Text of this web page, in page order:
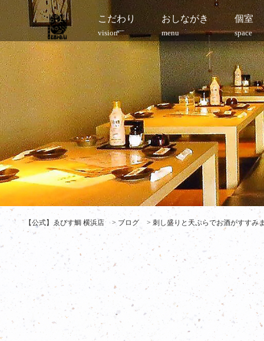
こだわり
vision
おしながき
menu
個室
space
【公式】ゑびす鯛 横浜店 > ブログ > 刺し盛りと天ぷらでお酒がすすみ